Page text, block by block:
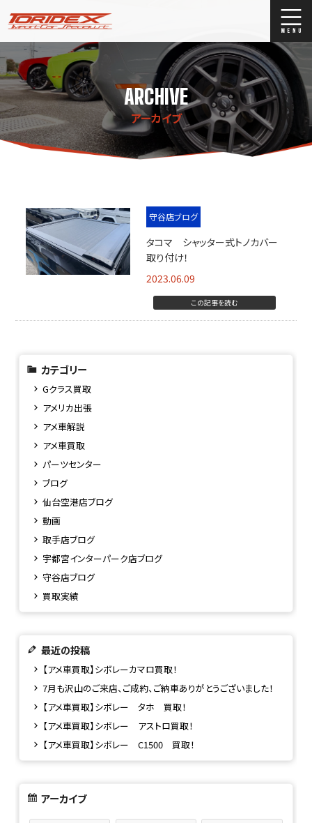
ブログ
Stock list
ストックリスト
買取
ARCHIVE
アーカイブ
守谷店ブログ
タコマ シャッター式トノカバー
取り付け！
2023.06.09
この記事を読む
カテゴリー
Gクラス買取
アメリカ出張
アメ車解説
アメ車買取
パーツセンター
ブログ
仙台空港店ブログ
動画
取手店ブログ
宇都宮インターパーク店ブログ
守谷店ブログ
買取実績
最近の投稿
【アメ車買取】シボレーカマロ買取！
7月も沢山のご来店、ご成約、ご納車ありがとうございました！
【アメ車買取】シボレー タホ 買取！
【アメ車買取】シボレー アストロ買取！
【アメ車買取】シボレー C1500 買取！
アーカイブ